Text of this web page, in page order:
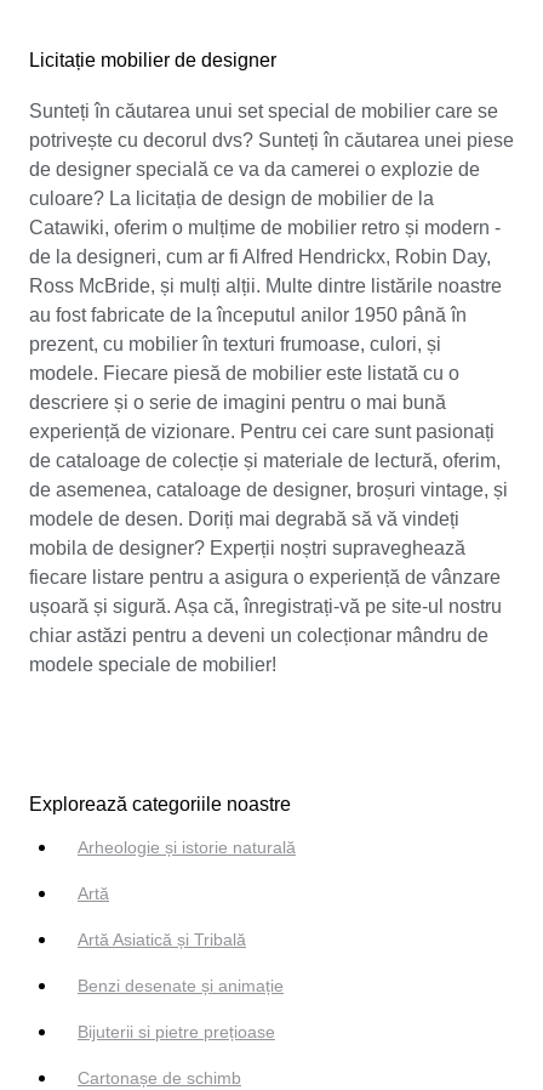
Licitație mobilier de designer
Sunteți în căutarea unui set special de mobilier care se
potrivește cu decorul dvs? Sunteți în căutarea unei piese
de designer specială ce va da camerei o explozie de
culoare? La licitația de design de mobilier de la
Catawiki, oferim o mulțime de mobilier retro și modern -
de la designeri, cum ar fi Alfred Hendrickx, Robin Day,
Ross McBride, și mulți alții. Multe dintre listările noastre
au fost fabricate de la începutul anilor 1950 până în
prezent, cu mobilier în texturi frumoase, culori, și
modele. Fiecare piesă de mobilier este listată cu o
descriere și o serie de imagini pentru o mai bună
experiență de vizionare. Pentru cei care sunt pasionați
de cataloage de colecție și materiale de lectură, oferim,
de asemenea, cataloage de designer, broșuri vintage, și
modele de desen. Doriți mai degrabă să vă vindeți
mobila de designer? Experții noștri supraveghează
fiecare listare pentru a asigura o experiență de vânzare
ușoară și sigură. Așa că, înregistrați-vă pe site-ul nostru
chiar astăzi pentru a deveni un colecționar mândru de
modele speciale de mobilier!
Explorează categoriile noastre
Arheologie și istorie naturală
Artă
Artă Asiatică și Tribală
Benzi desenate și animație
Bijuterii si pietre prețioase
Cartonașe de schimb